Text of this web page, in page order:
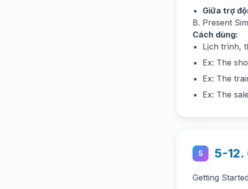
Giữa trợ
B. Present
Cách dùng:
Lịch trình,
Ex: The
Ex: The
Ex: The sale
5 5-12.
Getting